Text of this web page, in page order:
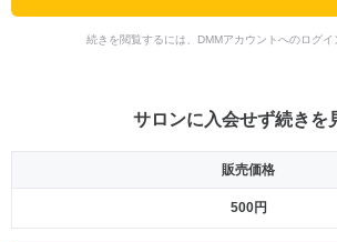
続きを閲覧するには、DMMアカウントへのログイ
サロンに入会せず続きを
販売価格
500円